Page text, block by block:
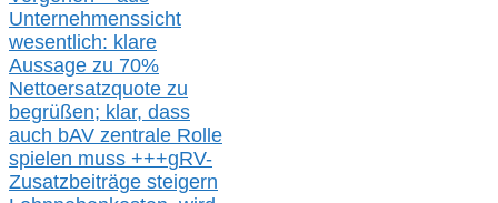
Unternehmenssicht
wesentlich: klare
Aussage zu 70%
Nettoersatzquote zu
begrüßen; klar, dass
auch bAV zentrale Rolle
spielen muss +++gRV-
Zusatzbeiträge steigern